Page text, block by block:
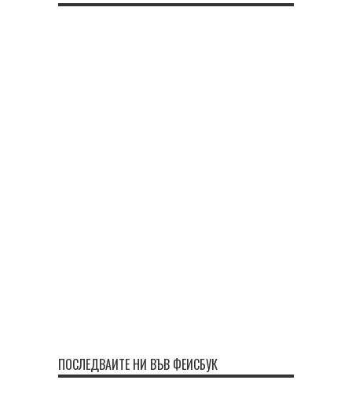
ПОСЛЕДВАЙТЕ НИ ВЪВ ФЕЙСБУК